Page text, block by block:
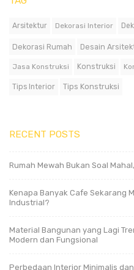
Arsitektur Dekorasi Interior
Dekorasi Rumah Desain
Jasa Konstruksi Konstruksi
Tips Interior Tips Konstruksi
RECENT POSTS
Rumah Mewah Bukan Soal
Kenapa Banyak Cafe Sekarang
Industrial?
Material Bangunan yang Lagi
Modern dan Fungsional
Perbedaan Interior Minimalis